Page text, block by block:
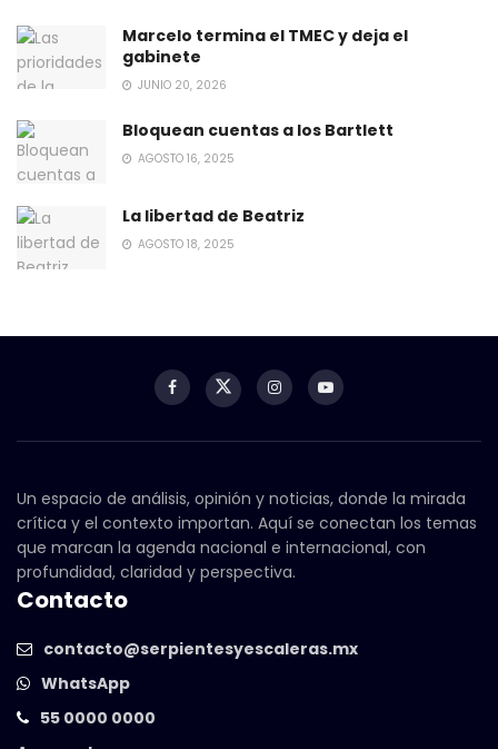
Marcelo termina el TMEC y deja el
gabinete
JUNIO 20, 2026
Bloquean cuentas a los Bartlett
AGOSTO 16, 2025
La libertad de Beatriz
AGOSTO 18, 2025
Un espacio de análisis, opinión y noticias, donde la mirada
crítica y el contexto importan. Aquí se conectan los temas
que marcan la agenda nacional e internacional, con
profundidad, claridad y perspectiva.
Contacto
contacto@serpientesyescaleras.mx
WhatsApp
55 0000 0000